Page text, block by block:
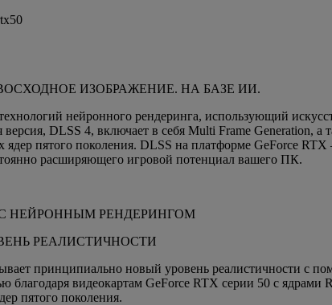
ИЗОБРАЖЕНИЕ. НА БАЗЕ ИИ.
нейронного рендеринга, использующий
версия, DLSS 4, включает в себя Multi Frame Generation,
пятого поколения. DLSS на платформе GeForce
расширяющего игровой потенциал вашего ПК.
НЕЙРОННЫМ РЕНДЕРИНГОМ
РЕАЛИСТИЧНОСТИ
принципиально новый уровень реалистичности с
благодаря видеокартам GeForce RTX серии 50 с
пятого поколения.